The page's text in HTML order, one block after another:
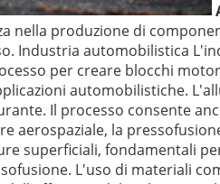
produzione di
Industria automobilistica
per creare blocchi
automobilistiche.
Il processo consente
aerospaziale, la
superficiali, fondamentali
L'uso di materiali